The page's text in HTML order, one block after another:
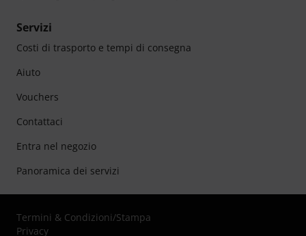
Servizi
Costi di trasporto e tempi di consegna
Aiuto
Vouchers
Contattaci
Entra nel negozio
Panoramica dei servizi
Termini & Condizioni/Stampa
Privacy